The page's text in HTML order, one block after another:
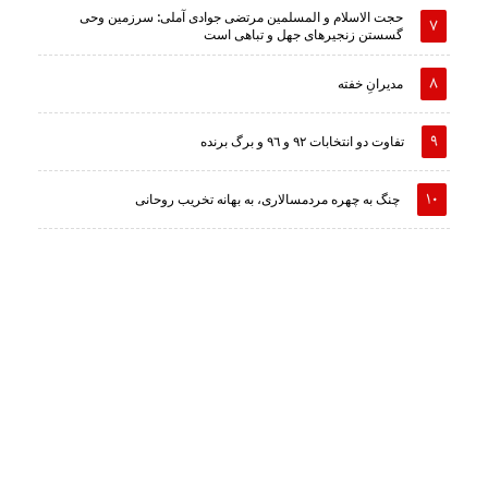
حجت الاسلام و المسلمین مرتضی جوادی آملی: سرزمین وحى
گسستن زنجیرهاى جهل و تباهى است
مدیرانِ خفته
تفاوت دو انتخابات ٩٢ و ٩٦ و برگ برنده
چنگ به چهره مردمسالاری، به بهانه تخریب روحانی